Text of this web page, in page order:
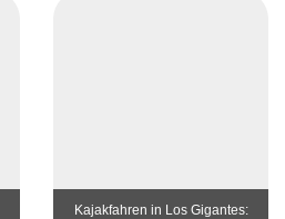
Kajakfahren in Los Gigantes: